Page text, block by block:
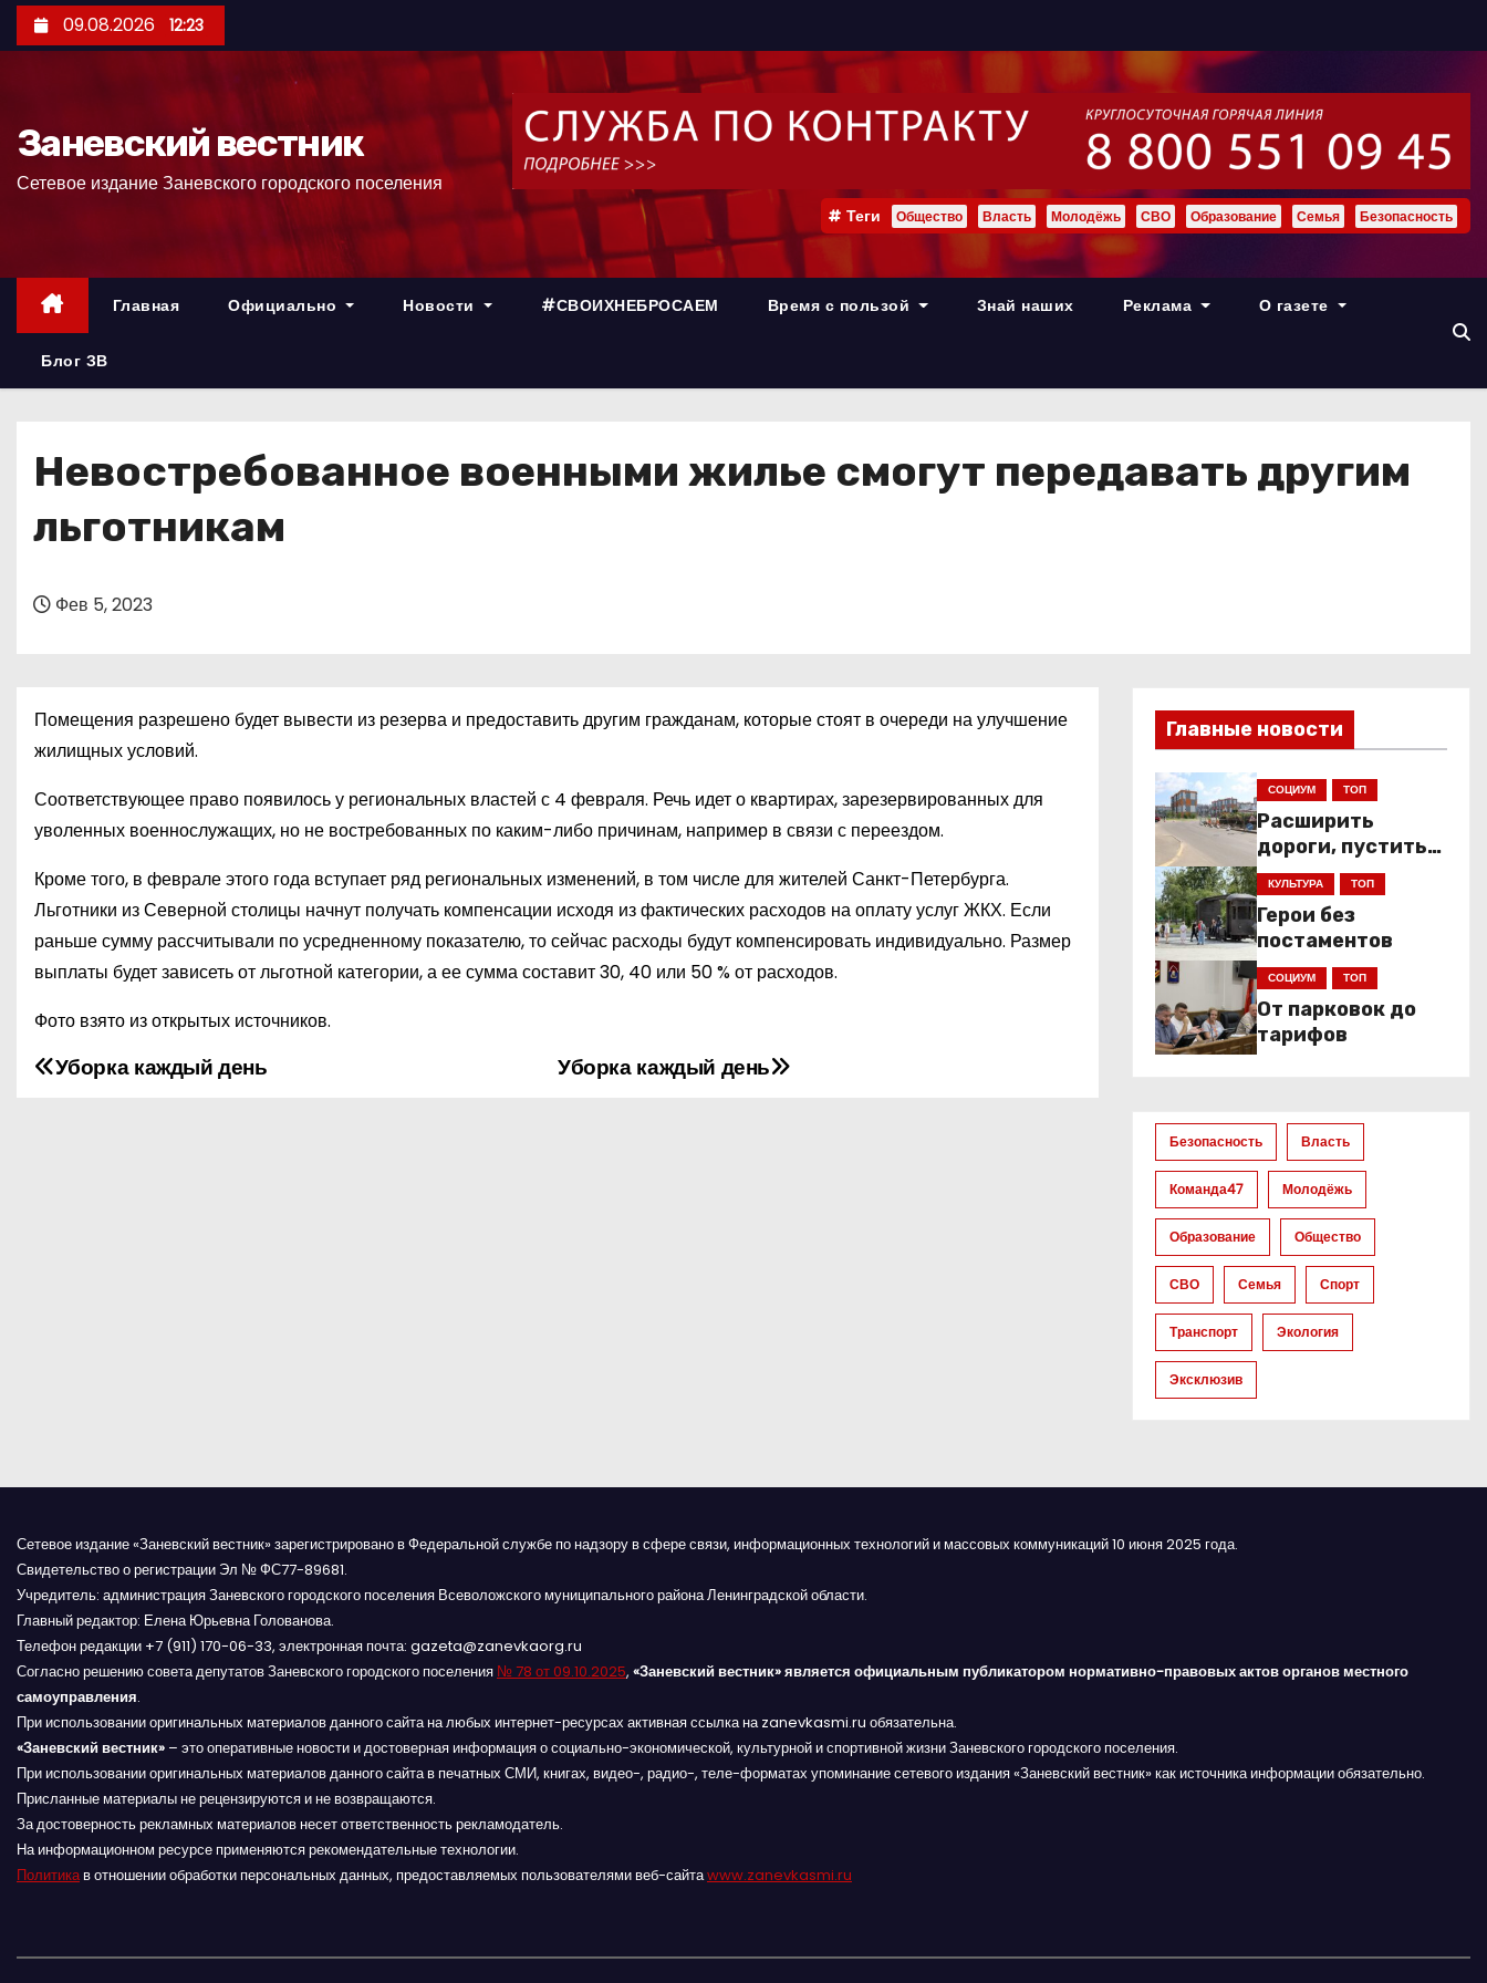
е
р
09.08.2026 12:23
Заневский вестник
Сетевое издание Заневского городского поселения
Теги Общество Власть Молодёжь СВО Образование Семья Безопасность
Главная Официально Новости #СВОИХНЕБРОСАЕМ Время с пользой Знай наших Реклама О газете
Блог ЗВ
Невостребованное военными жилье смогут передавать другим
льготникам
Фев 5, 2023
Помещения разрешено будет вывести из резерва и предоставить другим гражданам, которые стоят в очереди на улучшение
жилищных условий.
Соответствующее право появилось у региональных властей с 4 февраля. Речь идет о квартирах, зарезервированных для
уволенных военнослужащих, но не востребованных по каким-либо причинам, например в связи с переездом.
Кроме того, в феврале этого года вступает ряд региональных изменений, в том числе для жителей Санкт-Петербурга.
Льготники из Северной столицы начнут получать компенсации исходя из фактических расходов на оплату услуг ЖКХ. Если
раньше сумму рассчитывали по усредненному показателю, то сейчас расходы будут компенсировать индивидуально. Размер
выплаты будет зависеть от льготной категории, а ее сумма составит 30, 40 или 50 % от расходов.
Фото взято из открытых источников.
Н
п
о
з
а
п
и
с
я
м
Уборка каждый день
Уборка каждый день
Главные новости
СОЦИУМ ТОП
Расширить
дороги, пустить
низкопольники
КУЛЬТУРА ТОП
Герои без
постаментов
СОЦИУМ ТОП
От парковок до
тарифов
Безопасность Власть
Команда47 Молодёжь
Образование Общество
СВО Семья Спорт
Транспорт Экология
Эксклюзив
Сетевое издание «Заневский вестник» зарегистрировано в Федеральной службе по надзору в сфере связи, информационных технологий и массовых коммуникаций 10 июня 2025 года.
Свидетельство о регистрации Эл № ФС77-89681.
Учредитель: администрация Заневского городского поселения Всеволожского муниципального района Ленинградской области.
Главный редактор: Елена Юрьевна Голованова.
Телефон редакции +7 (911) 170-06-33, электронная почта: gazeta@zanevkaorg.ru
Согласно решению совета депутатов Заневского городского поселения № 78 от 09.10.2025, «Заневский вестник» является официальным публикатором нормативно-правовых актов органов местного
самоуправления.
При использовании оригинальных материалов данного сайта на любых интернет-ресурсах активная ссылка на zanevkasmi.ru обязательна.
«Заневский вестник» – это оперативные новости и достоверная информация о социально-экономической, культурной и спортивной жизни Заневского городского поселения.
При использовании оригинальных материалов данного сайта в печатных СМИ, книгах, видео-, радио-, теле-форматах упоминание сетевого издания «Заневский вестник» как источника информации обязательно.
Присланные материалы не рецензируются и не возвращаются.
За достоверность рекламных материалов несет ответственность рекламодатель.
На информационном ресурсе применяются рекомендательные технологии.
Политикав отношении обработки персональных данных, предоставляемых пользователями веб-сайтаwww.zanevkasmi.ru